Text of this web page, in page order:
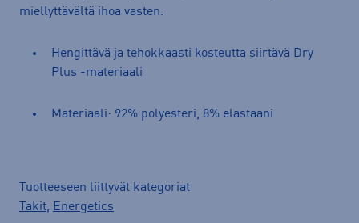
miellyttävältä ihoa vasten.
Hengittävä ja tehokkaasti kosteutta siirtävä Dry
Plus -materiaali
Materiaali: 92% polyesteri, 8% elastaani
Tuotteeseen liittyvät kategoriat
Takit, Energetics